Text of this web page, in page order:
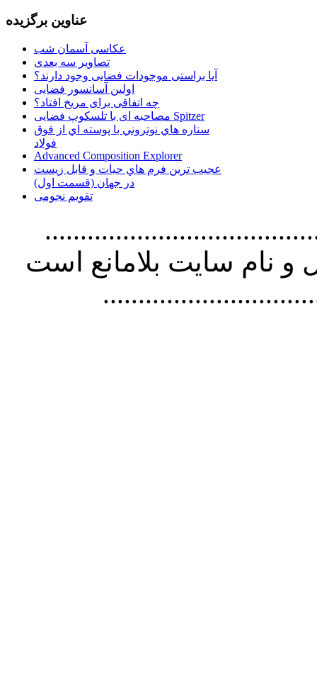
عناوین برگزیده
عکاسی آسمان شب
تصاویر سه بعدی
آیا براستی موجودات فضایی وجود دارند؟
اولین آسانسور فضایی
چه اتفاقی برای مریخ افتاد؟
مصاحبه ای با تلسکوپ فضایی Spitzer
ستاره هاي نوتروني با پوسته اي از فوق
فولاد
Advanced Composition Explorer
عجیب ترین فرم هاي حيات و قابل زيست
در جهان (قسمت اول)
تقویم نجومی
استفاده از
نام سايت بلامانع است